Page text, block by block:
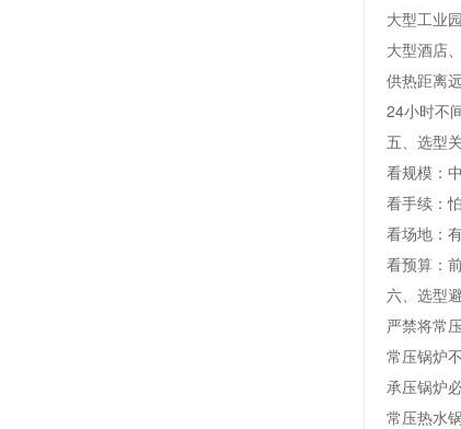
大型工业
大型酒店
供热距离
24小时不
五、选型
看规模：
看手续：
看场地：
看预算：
六、选型
严禁将常
常压锅炉
承压锅炉
常压热水